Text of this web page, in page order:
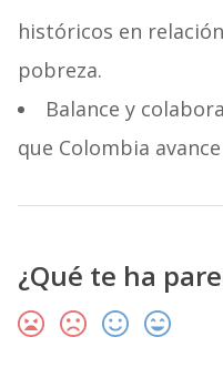
históricos en
pobreza.
Balance y
que Colombia
¿Qué te ha